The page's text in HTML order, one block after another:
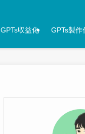
GPTs収益化 GPTs製作